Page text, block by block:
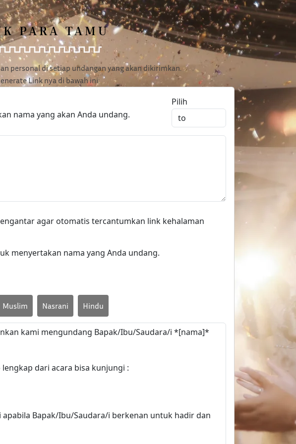
PARA TAMU
personal di setiap undangan yang akan dikirimkan.
Link nya di bawah ini:
nama yang akan Anda undang.
Pilih
agar otomatis tercantumkan link kehalaman
menyertakan nama yang Anda undang.
Muslim Nasrani Hindu